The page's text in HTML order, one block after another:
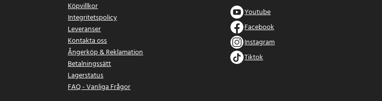
Köpvillkor
Integritetspolicy
Leveranser
Kontakta oss
Ångerköp & Reklamation
Betalningssätt
Lagerstatus
FAQ - Vanliga Frågor
Youtube
Facebook
Instagram
Tiktok